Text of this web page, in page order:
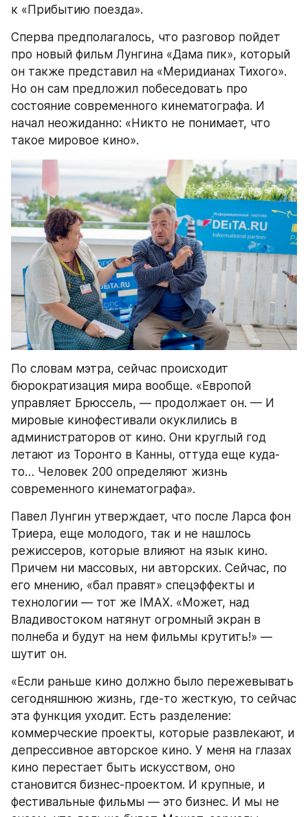
к «Прибытию поезда».
Сперва предполагалось, что разговор пойдет
про новый фильм Лунгина «Дама пик», который
он также представил на «Меридианах Тихого».
Но он сам предложил побеседовать про
состояние современного кинематографа. И
начал неожиданно: «Никто не понимает, что
такое мировое кино».
По словам мэтра, сейчас происходит
бюрократизация мира вообще. «Европой
управляет Брюссель, — продолжает он. — И
мировые кинофестивали окуклились в
администраторов от кино. Они круглый год
летают из Торонто в Канны, оттуда еще куда-
то… Человек 200 определяют жизнь
современного кинематографа».
Павел Лунгин утверждает, что после Ларса фон
Триера, еще молодого, так и не нашлось
режиссеров, которые влияют на язык кино.
Причем ни массовых, ни авторских. Сейчас, по
его мнению, «бал правят» спецэффекты и
технологии — тот же IMAX. «Может, над
Владивостоком натянут огромный экран в
полнеба и будут на нем фильмы крутить!» —
шутит он.
«Если раньше кино должно было пережевывать
сегодняшнюю жизнь, где-то жесткую, то сейчас
эта функция уходит. Есть разделение:
коммерческие проекты, которые развлекают, и
депрессивное авторское кино. У меня на глазах
кино перестает быть искусством, оно
становится бизнес-проектом. И крупные, и
фестивальные фильмы — это бизнес. И мы не